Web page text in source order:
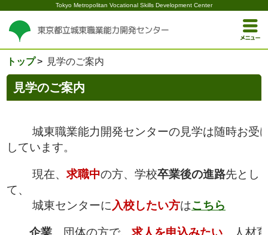
Tokyo Metropolitan Vocational Skills Development Center
トップ 見学のご案内
見学のご案内
城東職業能力開発センターの見学は随時お受
しています。
現在、 求職中の方、学校卒業後の進路先とし
て、
城東センターに 入校したい方はこちら
企業、団体の方で、 求人を申込みたい、人材育